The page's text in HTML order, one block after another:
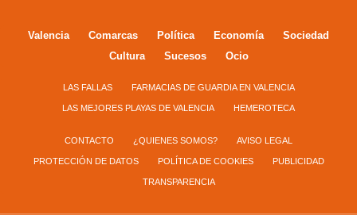
Valencia Comarcas Política Economía
Sociedad
Cultura
Sucesos Ocio
LAS FALLAS FARMACIAS DE GUARDIA EN VALENCIA
LAS MEJORES PLAYAS DE VALENCIA HEMEROTECA
CONTACTO ¿QUIENES SOMOS? AVISO LEGAL
PROTECCIÓN DE DATOS POLÍTICA DE COOKIES PUBLICIDAD
TRANSPARENCIA